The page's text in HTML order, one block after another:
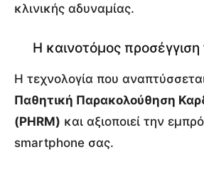
κλινικής αδυναμίας.
Η καινοτόμος
Η τεχνολογία που
Παθητική Παρακολούθηση
(PHRM) και αξιοποιεί την
smartphone σας.